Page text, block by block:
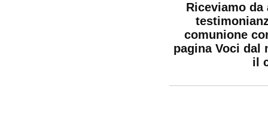
Riceviamo da
comunione
pagina Voci dal
il